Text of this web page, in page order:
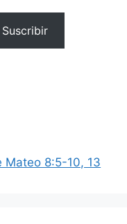
Suscribir
Mateo 8:5-10, 13